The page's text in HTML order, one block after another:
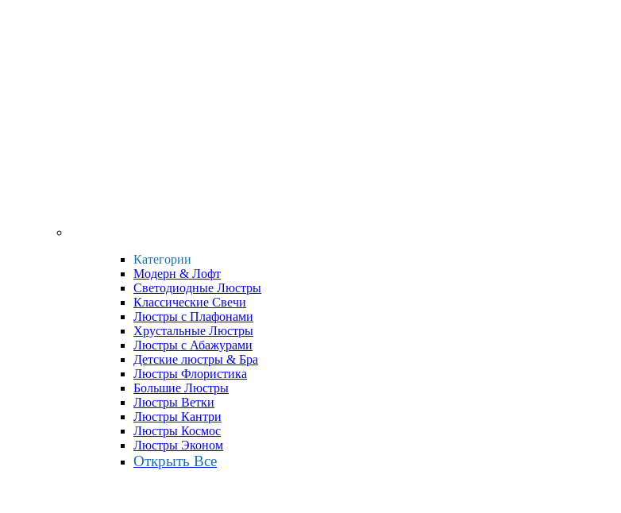
Категории
Модерн & Лофт
Светодиодные Люстры
Классические Свечи
Люстры с Плафонами
Хрустальные Люстры
Люстры с Абажурами
Детские люстры & Бра
Люстры Флористика
Большие Люстры
Люстры Ветки
Люстры Кантри
Люстры Космос
Люстры Эконом
Открыть Все